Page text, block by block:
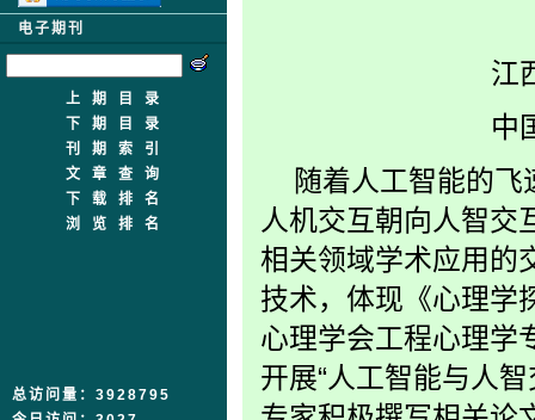
江
中
随着人工智能的
人机交互朝向人智交
相关领域学术应用的
技术，体现《心理学
心理学会工程心理学
开展“人工智能与人
电子期刊
上期目录
下期目录
刊期索引
文章查询
下载排名
浏览排名
总访问量：3928795